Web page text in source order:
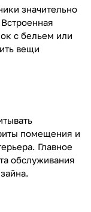
значительно
с бельем или
вещи
помещения и
Главное
обслуживания